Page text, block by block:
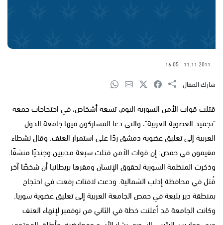
11.11.2011
16:05
شارك المقال
قتلت قوات الأمن السورية اليوم، تسعة أشخاص، في احتجاجات جمعة
"تجميد العضوية العربية"، والتي دعا المشاركون فيها جامعة الدول
العربية إلى تعليق عضوية دمشق ردًا على استمرار العنف. وقال نشطاء
مقيمون في حمص: إن قوات الأمن قتلت سبعة مدنيين وجنديًا منشقًا.
وذكرت المنظمة السورية لحقوق الإنسان ومقرها بريطانيا أن شخصًا آخر
قُتل في محافظة إدلب الشمالية. ودعت لافتات رفعت في احتجاج
بمنطقة دير بلبعة في حمص الجامعة العربية إلى تعليق عضوية سوريا.
وكانت الجامعة قد أعلنت خطة في الثاني من نوفمبر لإنهاء العنف